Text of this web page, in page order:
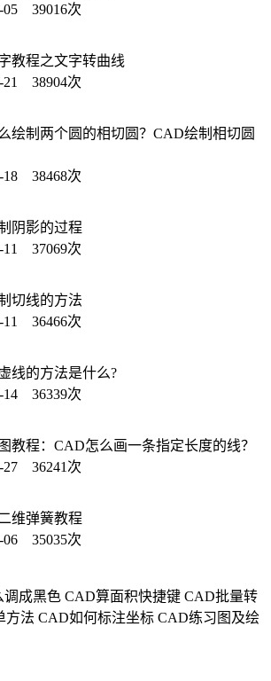
05 39016次
教程之文字转曲线
21 38904次
绘制两个圆的相切圆？CAD绘制相切圆
18 38468次
阴影的过程
11 37069次
切线的方法
11 36466次
线的方法是什么?
14 36339次
教程：CAD怎么画一条指定长度的线？
27 36241次
维弹簧教程
06 35035次
调成黑色 CAD算面积快捷键 CAD批量转
方法 CAD如何标注坐标 CAD练习图及绘